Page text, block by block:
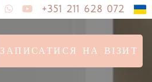
+351 211 628 072
ЗАПИСАТИСЯ НА ВІЗИТ